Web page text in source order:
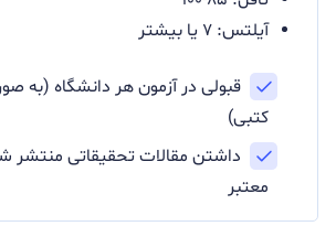
آیلتس: ۷ یا بیشتر
قبولی در آزمون هر دانشگاه (به
کتبی)
داشتن مقالات تحقیقاتی منتشر
معتبر